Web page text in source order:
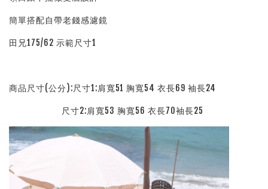
簡單搭配自帶老錢感濾鏡
田兄175/62 示範尺寸1
商品尺寸(公分):尺寸1:肩寬51 胸寬54 衣長69 袖長24
尺寸2:肩寬53 胸寬56 衣長70袖長25